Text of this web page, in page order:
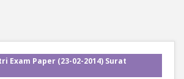
Exam Paper (23-02-2014) Surat